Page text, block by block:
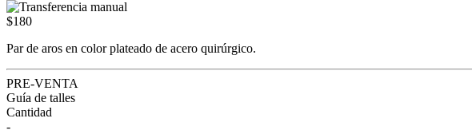
$180
Par de aros en color plateado de acero quirúrgico.
PRE-VENTA
Guía de talles
Cantidad
-